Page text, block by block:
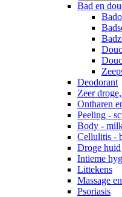
Bad en
Deodorant
Zeer
Ontharen
Peeling -
Body -
Cellulitis -
Droge huid
Intieme
Littekens
Massage
Psoriasis